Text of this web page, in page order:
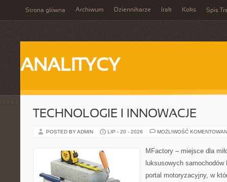
Strona główna Archiwum Dziennikarze Irak Koks Spis
ANALITYCY
TECHNOLOGIE I INNOWACJE
POSTED BY ADMIN LIP - 20 - 2026 MOŻLIWOŚĆ
MFactory – miejsce dla
luksusowych
portal motoryzacyjny, w